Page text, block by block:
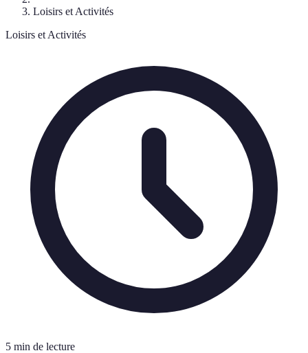
Loisirs et Activités
Loisirs et Activités
5 min de lecture